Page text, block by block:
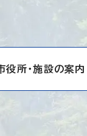
役所・施設の案内